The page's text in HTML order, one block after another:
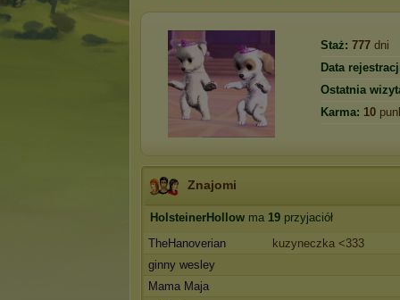
Staż: 777 dni
Data
Ostatnia
Karma: 10
Znajomi
HolsteinerHollow ma 19 przyjaciół
TheHanoverian
kuzyneczka <333
ginny wesley
Mama Maja